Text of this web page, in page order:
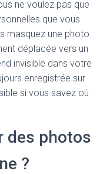
ne voulez pas que
que vous
masquez une photo
déplacée vers un
invisible dans votre
enregistrée sur
si vous savez où
des photos
?